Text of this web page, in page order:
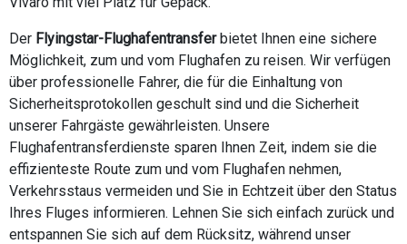
Der Flyingstar-Flughafentransferbietet Ihnen eine sichere
Möglichkeit, zum und vom Flughafen zu reisen. Wir verfügen
über professionelle Fahrer, die für die Einhaltung von
Sicherheitsprotokollen geschult sind und die Sicherheit
unserer Fahrgäste gewährleisten. Unsere
Flughafentransferdienste sparen Ihnen Zeit, indem sie die
effizienteste Route zum und vom Flughafen nehmen,
Verkehrsstaus vermeiden und Sie in Echtzeit über den Status
Ihres Fluges informieren. Lehnen Sie sich einfach zurück und
entspannen Sie sich auf dem Rücksitz, während unser